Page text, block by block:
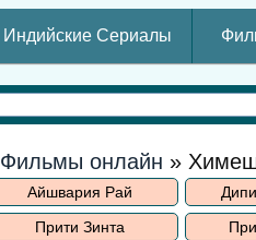
Индийские Сериалы
Фильмы онлайн »
Айшвария Рай
Прити Зинта